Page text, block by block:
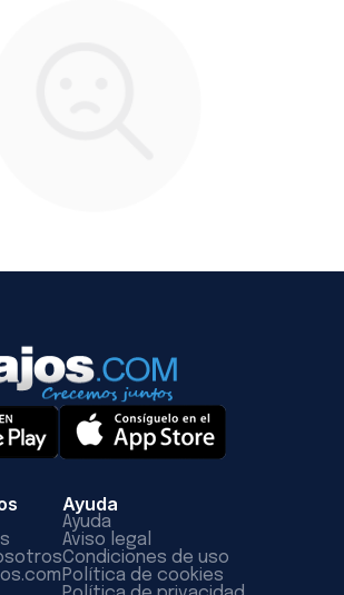
Ayuda
Ayuda
Aviso legal
Condiciones de uso
Política de cookies